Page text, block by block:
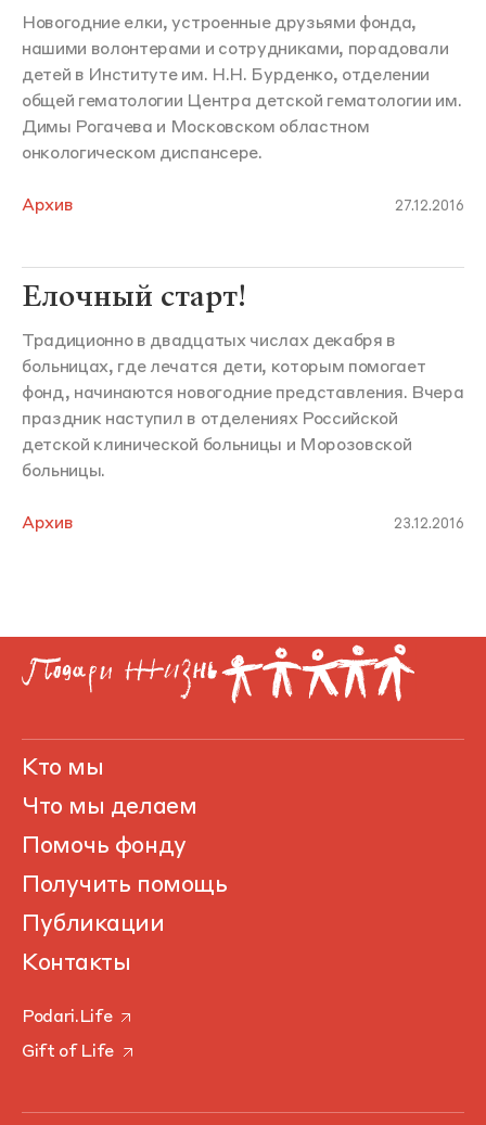
Новогодние елки, устроенные друзьями фонда,
нашими волонтерами и сотрудниками, порадовали
детей в Институте им. Н.Н. Бурденко, отделении
общей гематологии Центра детской гематологии им.
Димы Рогачева и Московском областном
онкологическом диспансере.
Архив 27.12.2016
Елочный старт!
Традиционно в двадцатых числах декабря в
больницах, где лечатся дети, которым помогает
фонд, начинаются новогодние представления. Вчера
праздник наступил в отделениях Российской
детской клинической больницы и Морозовской
больницы.
Архив 23.12.2016
Кто мы
Что мы делаем
Помочь фонду
Получить помощь
Публикации
Контакты
Podari.Life
Gift of Life